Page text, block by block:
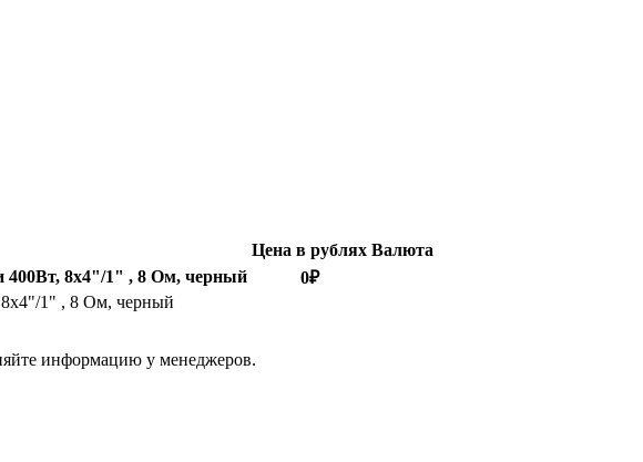
Цена в рублях Валюта
400Вт, 8x4"/1" , 8 Ом, черный 0₽
8x4"/1" , 8 Ом, черный
информацию у менеджеров.